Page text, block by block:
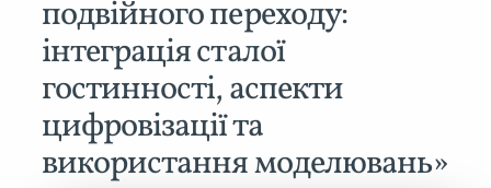
подвійного переходу:
інтеграція сталої
гостинності, аспекти
цифровізації та
використання моделювань»